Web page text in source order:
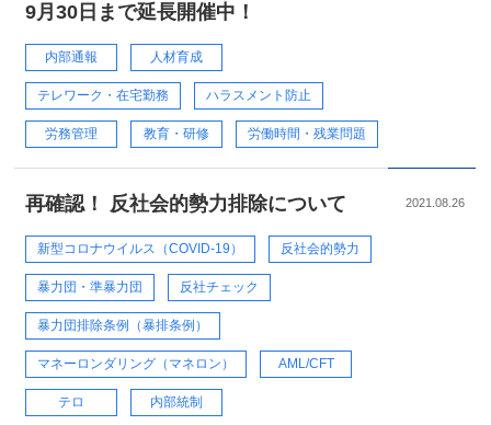
9月30日まで延長開催中！
内部通報 人材育成
テレワーク・在宅勤務 ハラスメント防止
労務管理 教育・研修 労働時間・残業問題
再確認！ 反社会的勢力排除について
新型コロナウイルス（COVID-19） 反社会的勢力
暴力団・準暴力団 反社チェック
暴力団排除条例（暴排条例）
マネーロンダリング（マネロン） AML/CFT
テロ 内部統制
2021.08.26